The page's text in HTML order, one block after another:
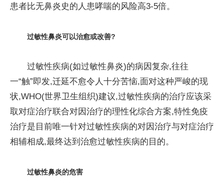
患者比无鼻炎史的人患哮喘的风险高3-5倍。
过敏性鼻炎可以治愈或改善?
过敏性疾病(如过敏性鼻炎)的病因复杂,往往
一“触”即发,迁延不愈令人十分苦恼,面对这种严峻的现
状,WHO(世界卫生组织)建议,过敏性疾病的治疗应该采
取对症治疗联合对因治疗的理性化综合方案,特性免疫
治疗是目前唯一针对过敏性疾病的对因治疗与对症治疗
相辅相成,最终达到治愈过敏性疾病的目的。
过敏性鼻炎的危害